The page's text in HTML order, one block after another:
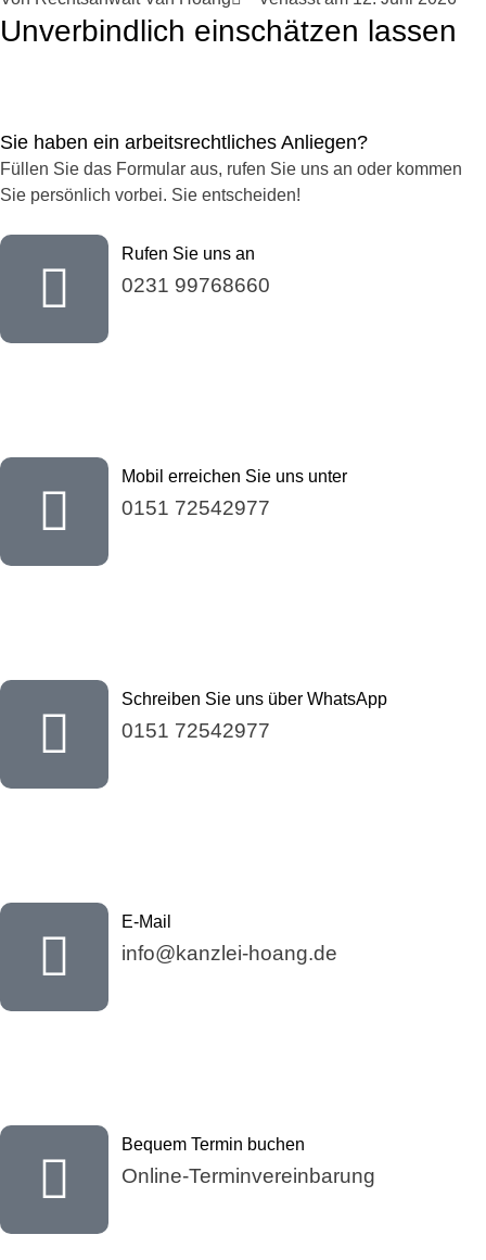
Unverbindlich einschätzen lassen
Sie haben ein arbeitsrechtliches Anliegen?
Füllen Sie das Formular aus, rufen Sie uns an oder kommen
Sie persönlich vorbei. Sie entscheiden!
Rufen Sie uns an
0231 99768660
Mobil erreichen Sie uns unter
0151 72542977
Schreiben Sie uns über WhatsApp
0151 72542977
E-Mail
info@kanzlei-hoang.de
Bequem Termin buchen
Online-Terminvereinbarung